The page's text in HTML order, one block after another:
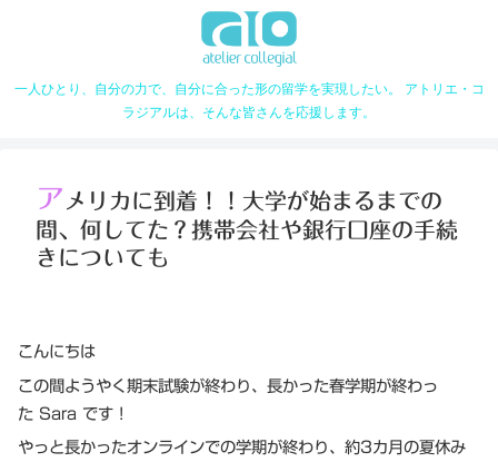
一人ひとり、自分の力で、自分に合った形の留学を実現したい。 アトリエ・コ
ラジアルは、そんな皆さんを応援します。
ア メリカに到着！！大学が始まるまでの
間、何してた？携帯会社や銀行口座の手続
きについても
こんにちは
この間ようやく期末試験が終わり、長かった春学期が終わっ
た Sara です！
やっと長かったオンラインでの学期が終わり、約3カ月の夏休み